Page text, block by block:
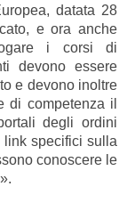
datata 28
e ora anche
i corsi di
devono essere
e devono inoltre
di competenza il
degli ordini
specifici sulla
conoscere le